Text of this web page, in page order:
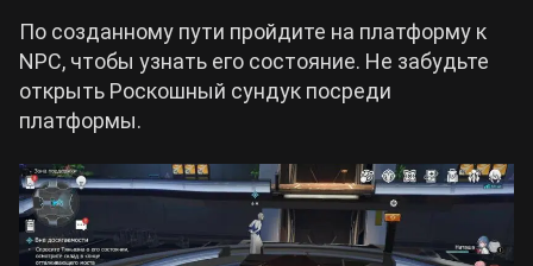
По созданному пути пройдите на платформу к
NPC, чтобы узнать его состояние. Не забудьте
открыть Роскошный сундук посреди
платформы.